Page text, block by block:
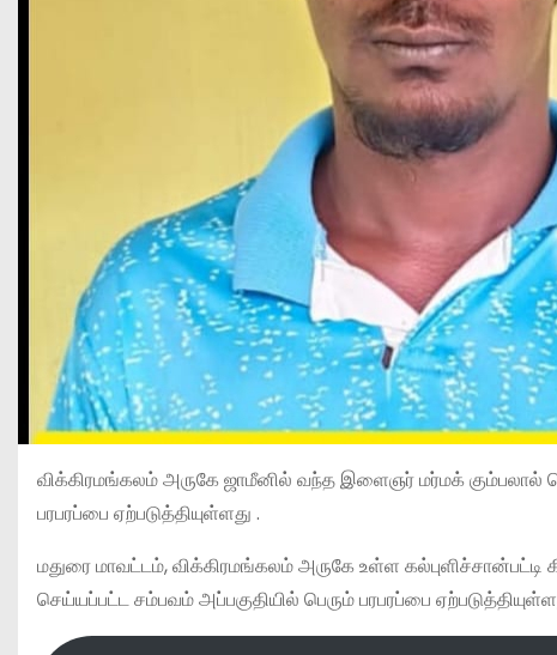
விக்கிரமங்கலம் அருகே ஜாமீனில் வந்த இளைஞர் மர்மக் கும்பலால்
பரபரப்பை ஏற்படுத்தியுள்ளது .
மதுரை மாவட்டம், விக்கிரமங்கலம் அருகே உள்ள கல்புளிச்சான்பட்டி
செய்யப்பட்ட சம்பவம் அப்பகுதியில் பெரும் பரபரப்பை